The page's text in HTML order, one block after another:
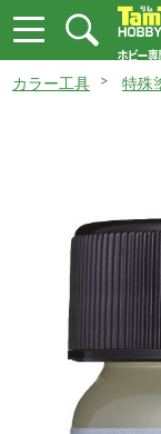
カラー工具 特殊